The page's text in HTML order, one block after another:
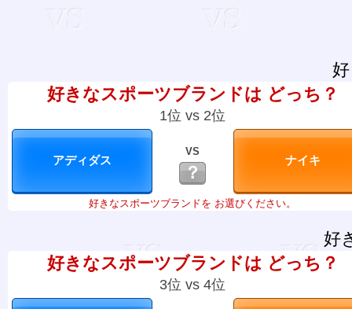
好きなスポーツブランドは どっち？
1位 vs 2位
VS
？
好きなスポーツブランドを お選びください。
好
好きなスポーツブランドは どっち？
3位 vs 4位